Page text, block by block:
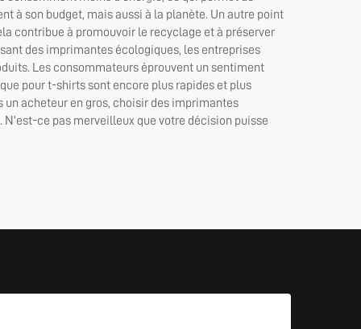
à son budget, mais aussi à la planète. Un autre point
contribue à promouvoir le recyclage et à préserver
des imprimantes écologiques, les entreprises
Les consommateurs éprouvent un sentiment
pour t-shirts sont encore plus rapides et plus
un acheteur en gros, choisir des imprimantes
ce pas merveilleux que votre décision puisse